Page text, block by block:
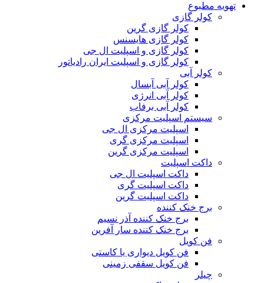
تهویه مطبوع
کولر گازی
کولر گازی گرین
کولر گازی هایسنس
کولر گازی و اسپلیت ال جی
کولر گازی و اسپلیت ایران رادیاتور
کولر آبی
کولر آبی آبسال
کولر آبی انرژی
کولر آبی برفاب
سیستم اسپلیت مرکزی
اسپلیت مرکزی ال جی
اسپلیت مرکزی گری
اسپلیت مرکزی گرین
داکت اسپلیت
داکت اسپلیت ال جی
داکت اسپلیت گری
داکت اسپلیت گرین
برج خنک کننده
برج خنک کننده آذر نسیم
برج خنک کننده سار آفرین
فن کویل
فن کویل دیواری یا کاستی
فن کویل سقفی زمینی
چیلر